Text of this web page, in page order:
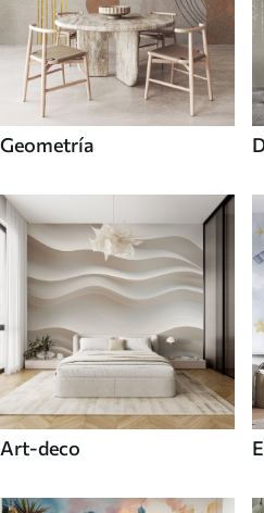
Geometría
Art-deco